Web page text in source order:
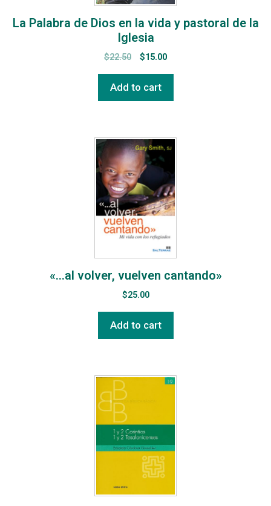
La Palabra de Dios en la vida y pastoral de la
Iglesia
$22.50 $15.00
Add to cart
«…al volver, vuelven cantando»
$25.00
Add to cart